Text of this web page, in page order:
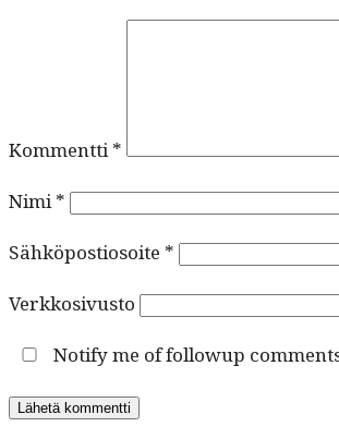
Kommentti*
Nimi*
Sähköpostiosoite *
Verkkosivusto
Notify me of followup